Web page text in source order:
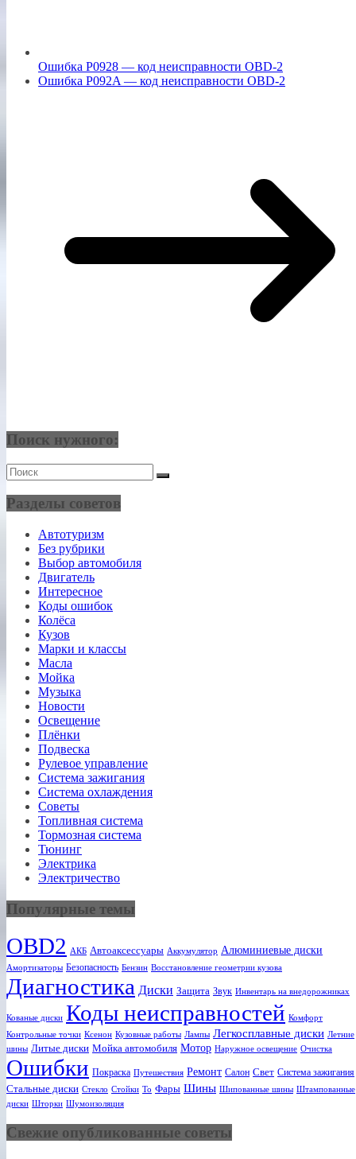
Ошибка P0928 — код неисправности OBD-2
Ошибка P092A — код неисправности OBD-2
Поиск нужного:
Разделы советов
Автотуризм
Без рубрики
Выбор автомобиля
Двигатель
Интересное
Коды ошибок
Колёса
Кузов
Марки и классы
Масла
Мойка
Музыка
Новости
Освещение
Плёнки
Подвеска
Рулевое управление
Система зажигания
Система охлаждения
Советы
Топливная система
Тормозная система
Тюнинг
Электрика
Электричество
Популярные темы
OBD2 АКБ Автоаксессуары Аккумулятор Алюминиевые диски
Амортизаторы Безопасность Бензин Восстановление геометрии кузова
Диагностика Диски Защита Звук Инвентарь на внедорожниках
Кованые диски Коды неисправностей Комфорт
Контрольные точки Ксенон Кузовные работы Лампы Легкосплавные диски Летние
шины Литые диски Мойка автомобиля Мотор Наружное освещение Очистка
Ошибки Покраска Путешествия Ремонт Салон Свет Система зажигания
Стальные диски Стекло Стойки То Фары Шины Шипованные шины Штампованные
диски Шторки Шумоизоляция
Свежие опубликованные советы